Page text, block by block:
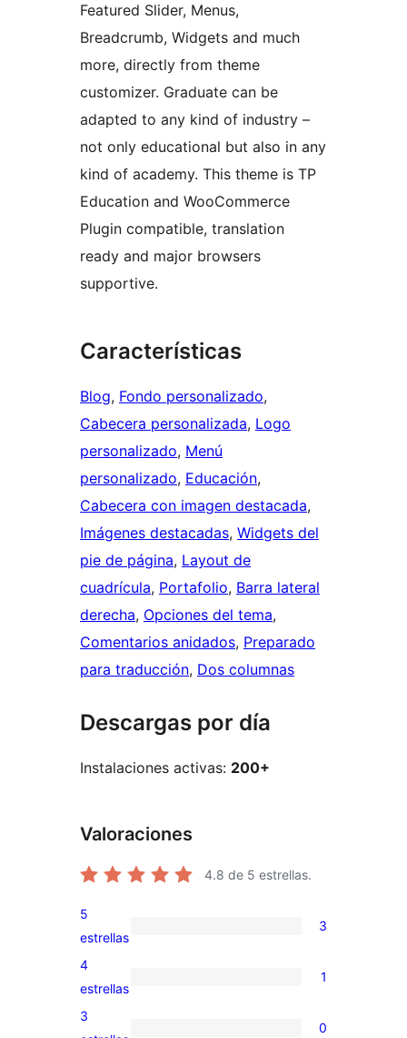
Featured Slider, Menus,
Breadcrumb, Widgets and much
more, directly from theme
customizer. Graduate can be
adapted to any kind of industry –
not only educational but also in any
kind of academy. This theme is TP
Education and WooCommerce
Plugin compatible, translation
ready and major browsers
supportive.
Características
Blog, Fondo personalizado
Cabecera personalizada, Logo
personalizado, Menú
personalizado, Educación
Cabecera con imagen destacada
Imágenes destacadas, Widgets del
pie de página, Layout de
cuadrícula, Portafolio, Barra lateral
derecha, Opciones del tema
Comentarios anidados, Preparado
para traducción, Dos columnas
Descargas por día
Instalaciones activas: 200+
Valoraciones
4.8 de 5 estrellas.
3
valoraciones
de
5
estrellas
3
1
valoración
de
4
estrellas
1
3
0